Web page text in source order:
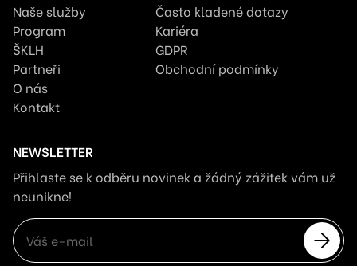
Naše služby
Program
ŠKLH
Partneři
O nás
Kontakt
Často kladené dotazy
Kariéra
GDPR
Obchodní podmínky
NEWSLETTER
Přihlaste se k odběru novinek a žádný zážitek vám už
neunikne!